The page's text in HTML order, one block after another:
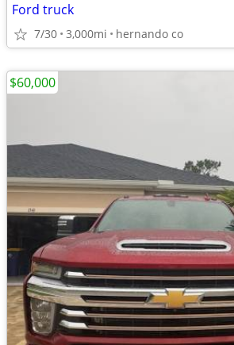
Ford truck
7/30 3,000mi hernando co
$60,000